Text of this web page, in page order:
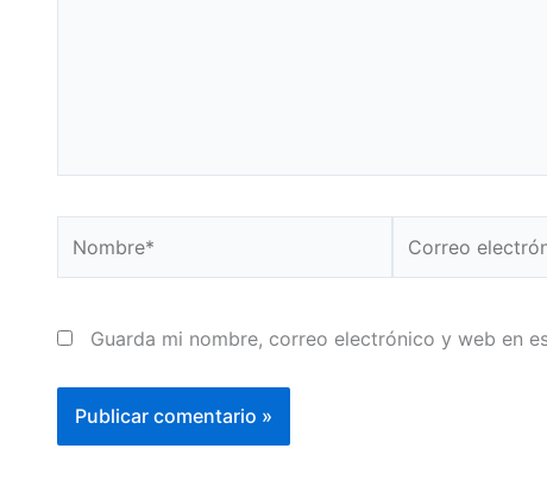
electrónico*
Guarda mi nombre, correo electrónico y web en